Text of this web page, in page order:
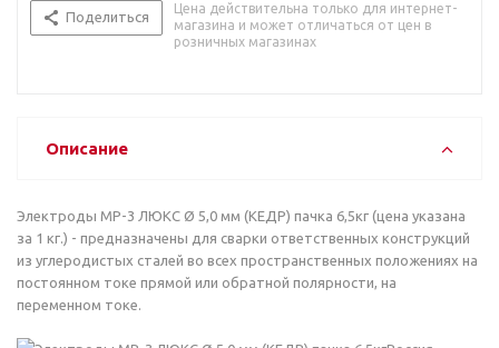
Поделиться
Цена действительна только для интернет-
магазина и может отличаться от цен в
розничных магазинах
Описание
Электроды МР-3 ЛЮКС Ø 5,0 мм (КЕДР) пачка 6,5кг (цена указана
за 1 кг.) - предназначены для сварки ответственных конструкций
из углеродистых сталей во всех пространственных положениях на
постоянном токе прямой или обратной полярности, на
переменном токе.